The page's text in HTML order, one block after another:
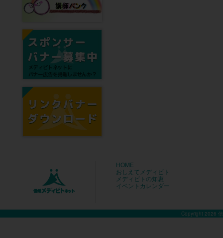
HOME
おしえてメディビト
メディビトの知恵
イベントカレンダー
Copyright 2026